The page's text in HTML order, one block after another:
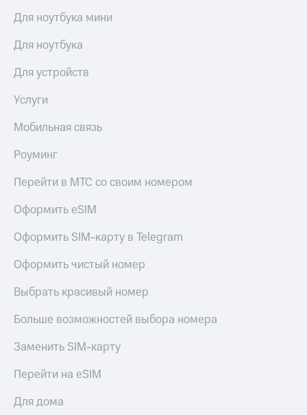
Для ноутбука мини
Для ноутбука
Для устройств
Услуги
Мобильная связь
Роуминг
Перейти в МТС со своим номером
Оформить eSIM
Оформить SIM-карту в Telegram
Оформить чистый номер
Выбрать красивый номер
Больше возможностей выбора номера
Заменить SIM-карту
Перейти на eSIM
Для дома